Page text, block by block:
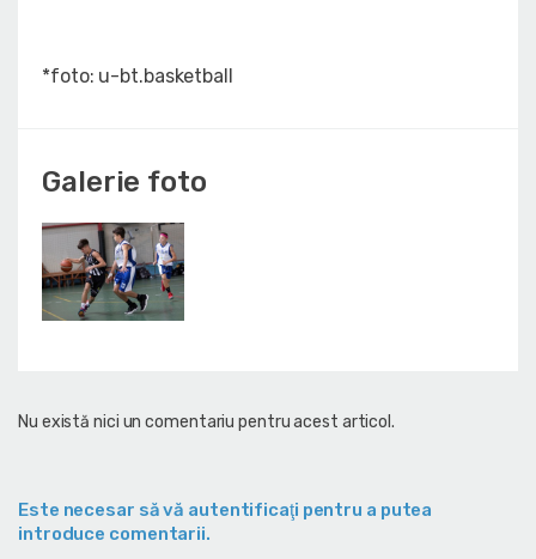
*foto: u-bt.basketball
Galerie foto
Nu există nici un comentariu pentru acest articol.
Este necesar să vă autentificaţi pentru a putea
introduce comentarii.